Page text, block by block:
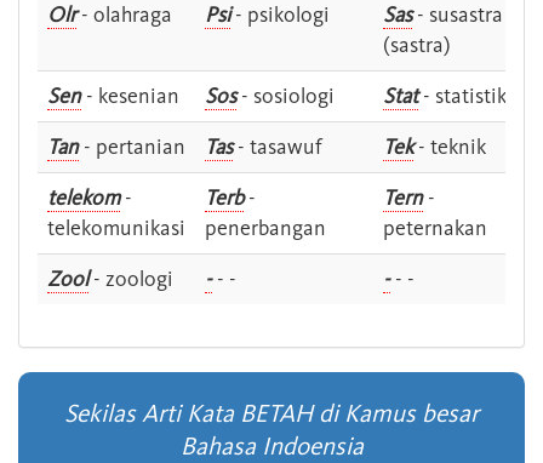
Olr- olahraga Psi- psikologi Sas- susastra -
(sastra)
Sen- kesenian Sos- sosiologi Stat- statistik
Tan- pertanian Tas- tasawuf Tek- teknik
telekom-
telekomunikasi
Terb-
penerbangan
Tern-
peternakan
Zool- zoologi -- - -- -
Sekilas Arti Kata BETAH di Kamus besar
Bahasa Indoensia